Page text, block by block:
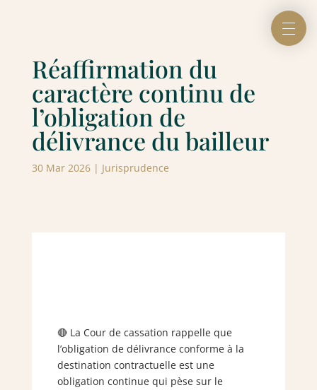
Réaffirmation du
caractère continu de
l’obligation de
délivrance du bailleur
30 Mar 2026| Jurisprudence
🔴 La Cour de cassation rappelle que
l’obligation de délivrance conforme à la
destination contractuelle est une
obligation continue qui pèse sur le